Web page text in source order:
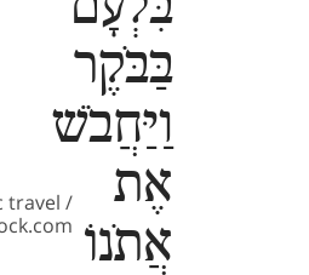
בַּבֹּקֶר
וַיַּחֲבֹשׁ
אֶת
אֲתֹנוֹ
travel /